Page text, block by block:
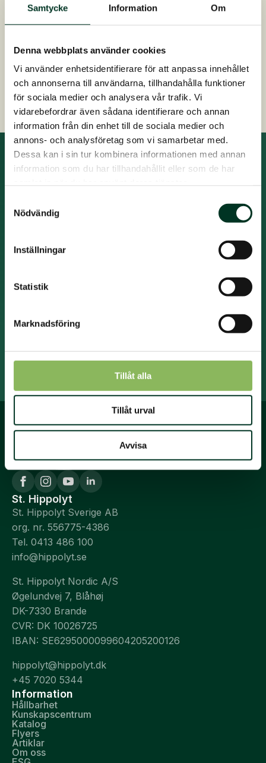
Samtycke Information Om
Denna webbplats använder cookies
Vi använder enhetsidentifierare för att anpassa innehållet
och annonserna till användarna, tillhandahålla funktioner
för sociala medier och analysera vår trafik. Vi
vidarebefordrar även sådana identifierare och annan
information från din enhet till de sociala medier och
annons- och analysföretag som vi samarbetar med.
Dessa kan i sin tur kombinera informationen med annan
information som du har tillhandahållit eller som de har
Nödvändig
Inställningar
Statistik
Marknadsföring
Tillåt alla
Tillåt urval
Avvisa
olika
alternativen
väljas
på
produktsidan
Snabb leverans
Skickas inom 2-4 dagar
Kostnadsfri foderrådgivning
Snabb, enkel och säker betalning
Prenumerera på nyhetsbrev
och få kunskap och vägledning om hästens utfodring
året runt. Du får också nyheter från St. Hippolyt
Namn
Efternamn
*
post
*
Prenumerera på nyhetsbrevet.
St. Hippolyt
St. Hippolyt Sverige AB
org. nr. 556775-4386
Tel. 0413 486 100
info@hippolyt.se
St. Hippolyt Nordic A/S
Øgelundvej 7, Blåhøj
DK-7330 Brande
CVR: DK 10026725
IBAN: SE6295000099604205200126
hippolyt@hippolyt.dk
+45 7020 5344
Information
Hållbarhet
Kunskapscentrum
Katalog
Flyers
Artiklar
Om oss